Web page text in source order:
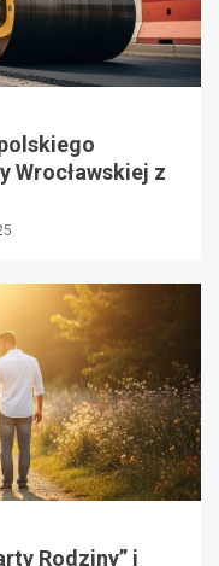
Wrocławskiej z
Rodziny” i